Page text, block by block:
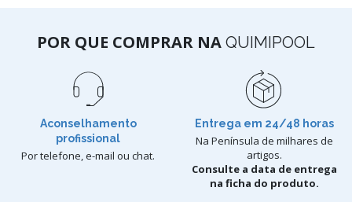
POR QUE COMPRAR NA QUIMIPOOL
Aconselhamento
profissional
Por telefone, e-mail ou chat.
Entrega em 24/48 horas
Na Península de milhares de
artigos.
Consulte a data de entrega
na ficha do produto.